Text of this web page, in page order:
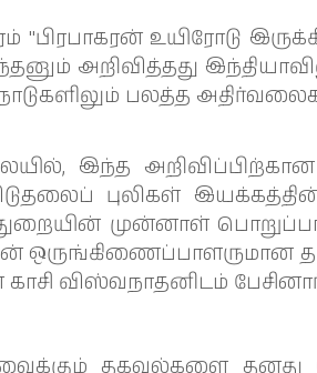
"பிரபாகரன் உயிரோடு
அறிவித்தது
பலத்த
இந்த
புலிகள்
முன்னாள்
ஒருங்கிணைப்பாளருமான
காசி விஸ்வநாதனிடம்